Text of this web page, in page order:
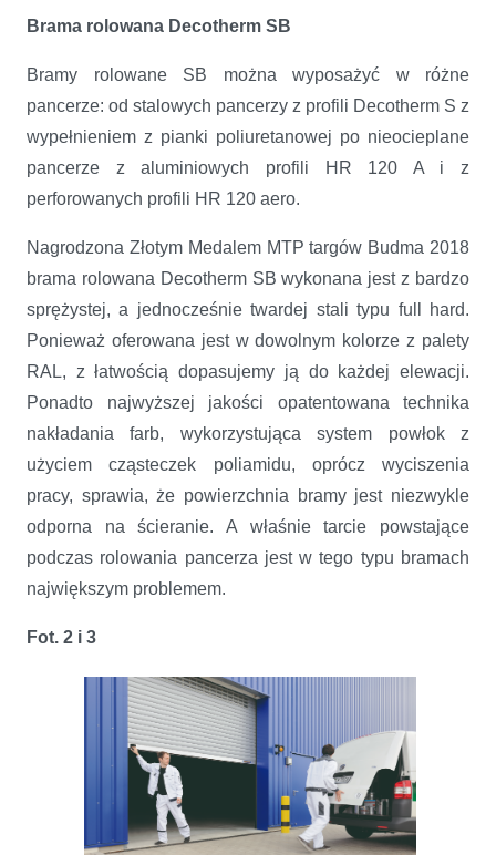
Brama rolowana Decotherm SB
Bramy rolowane SB można wyposażyć w różne
pancerze: od stalowych pancerzy z profili Decotherm S z
wypełnieniem z pianki poliuretanowej po nieocieplane
pancerze z aluminiowych profili HR 120 A i z
perforowanych profili HR 120 aero.
Nagrodzona Złotym Medalem MTP targów Budma 2018
brama rolowana Decotherm SB wykonana jest z bardzo
sprężystej, a jednocześnie twardej stali typu full hard.
Ponieważ oferowana jest w dowolnym kolorze z palety
RAL, z łatwością dopasujemy ją do każdej elewacji.
Ponadto najwyższej jakości opatentowana technika
nakładania farb, wykorzystująca system powłok z
użyciem cząsteczek poliamidu, oprócz wyciszenia
pracy, sprawia, że powierzchnia bramy jest niezwykle
odporna na ścieranie. A właśnie tarcie powstające
podczas rolowania pancerza jest w tego typu bramach
największym problemem.
Fot. 2 i 3